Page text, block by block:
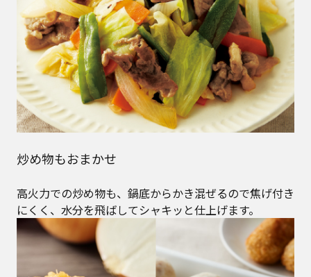
炒め物もおまかせ
高火力での炒め物も、鍋底からかき混ぜるので焦げ付き
にくく、水分を飛ばしてシャキッと仕上げます。